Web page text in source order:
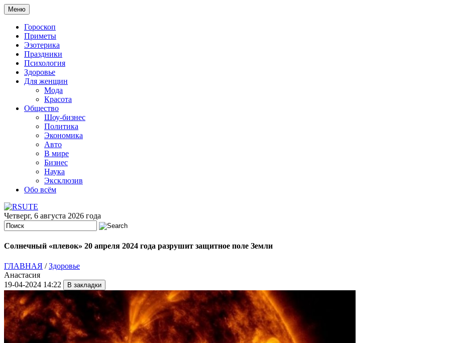
Меню
Гороскоп
Приметы
Эзотерика
Праздники
Психология
Здоровье
Для женщин
Мода
Красота
Общество
Шоу-бизнес
Политика
Экономика
Авто
В мире
Бизнес
Наука
Эксклюзив
Обо всём
Четверг, 6 августа 2026 года
Солнечный «плевок» 20 апреля 2024 года разрушит защитное поле Земли
ГЛАВНАЯ /Здоровье
Анастасия
19-04-2024 14:22